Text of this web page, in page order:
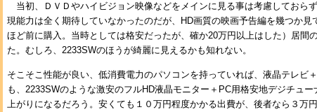
当初、ＤＶＤやハイビジョン映像などをメインに見る事は考慮しておら
現能力は全く期待していなかったのだが、HD画質の映画予告編を幾つか見
ほど前に購入。当時としては格安だったが、確か20万円以上はした）居間
た。むしろ、2233SWのほうが綺麗に見えるかも知れない。
そこそこ性能が良い、低消費電力のパソコンを持っていれば、液晶テレビ
も、2233SWのような激安のフルHD液晶モニター＋PC用格安地デジチュ
上がりになるだろう。安くても１０万円程度かかる出費が、後者なら３万